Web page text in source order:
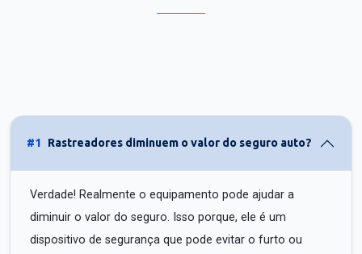
#1 Rastreadores diminuem o valor do seguro auto?
Verdade! Realmente o equipamento pode ajudar a
diminuir o valor do seguro. Isso porque, ele é um
dispositivo de segurança que pode evitar o furto ou